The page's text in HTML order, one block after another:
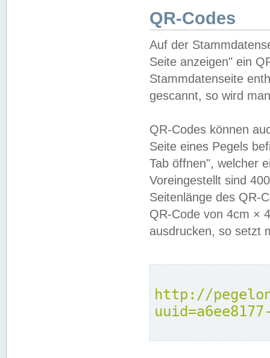
QR-Codes
Auf der
Seite anzeigen" ein
Stammdatenseite
gescannt, so wird
QR-Codes können
Seite eines Pegels
Tab öffnen", welcher
Voreingestellt sind
Seitenlänge des QR-
QR-Code von 4cm ×
ausdrucken, so setzt
http://